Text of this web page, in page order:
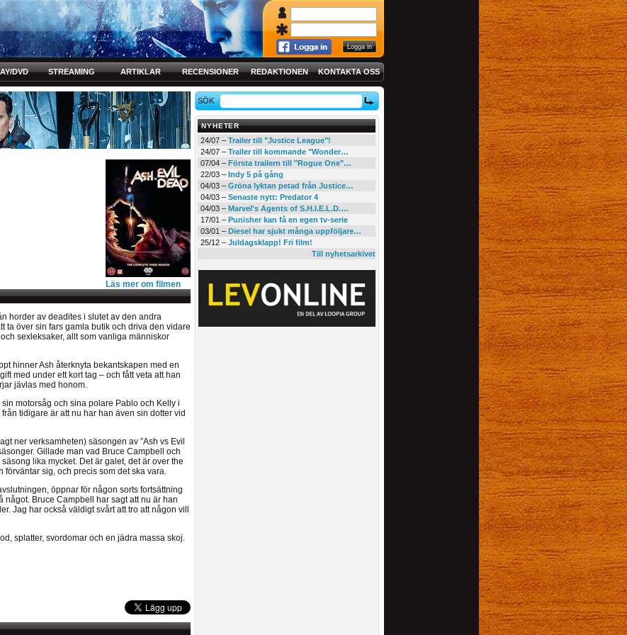
DVD STREAMING ARTIKLAR RECENSIONER REDAKTIONEN KONTAKTA OSS
Läs mer om filmen
horder av deadites i slutet av den andra
ta över sin fars gamla butik och driva den vidare
sexleksaker, allt som vanliga människor
hinner Ash återknyta bekantskapen med en
med under ett kort tag – och fått veta att han
jävlas med honom.
motorsåg och sina polare Pablo och Kelly i
tidigare är att nu har han även sin dotter vid
ner verksamheten) säsongen av ”Ash vs Evil
Gillade man vad Bruce Campbell och
lika mycket. Det är galet, det är over the
sig, och precis som det ska vara.
öppnar för någon sorts fortsättning
något. Bruce Campbell har sagt att nu är han
Jag har också väldigt svårt att tro att någon vill
splatter, svordomar och en jädra massa skoj.
SÖK
NYHETER
24/07 –Trailer till "Justice League"!
24/07 –Trailer till kommande "Wonder…
07/04 –Första trailern till "Rogue One"…
22/03 –Indy 5 på gång
04/03 –Gröna lyktan petad från Justice…
04/03 –Senaste nytt: Predator 4
04/03 –Marvel's Agents of S.H.I.E.L.D.…
17/01 –Punisher kan få en egen tv-serie
03/01 –Diesel har sjukt många uppföljare…
25/12 –Juldagsklapp! Fri film!
Till nyhetsarkivet